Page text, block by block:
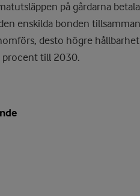
på gårdarna
enskilda bonden
desto högre
procent till 2030.